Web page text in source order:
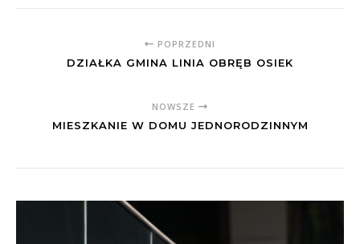
POPRZEDNI
DZIAŁKA GMINA LINIA OBRĘB OSIEK
NOWSZE
MIESZKANIE W DOMU JEDNORODZINNYM